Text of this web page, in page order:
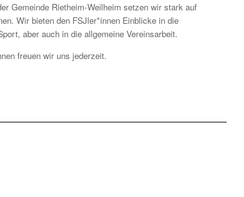
Gemeinde Rietheim-Weilheim setzen wir stark auf
Wir bieten den FSJler*innen Einblicke in die
aber auch in die allgemeine Vereinsarbeit.
freuen wir uns jederzeit.